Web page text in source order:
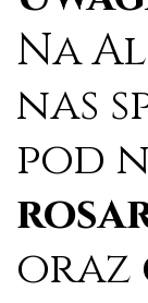
Na
nas
pod
oraz